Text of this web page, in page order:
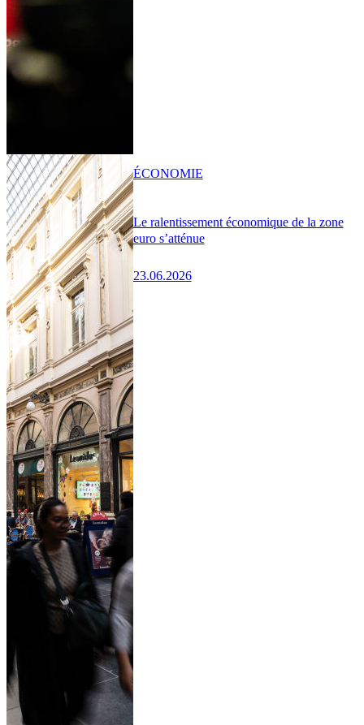
Le ralentissement économique de la zone
euro s’atténue
23.06.2026
ÉCONOMIE